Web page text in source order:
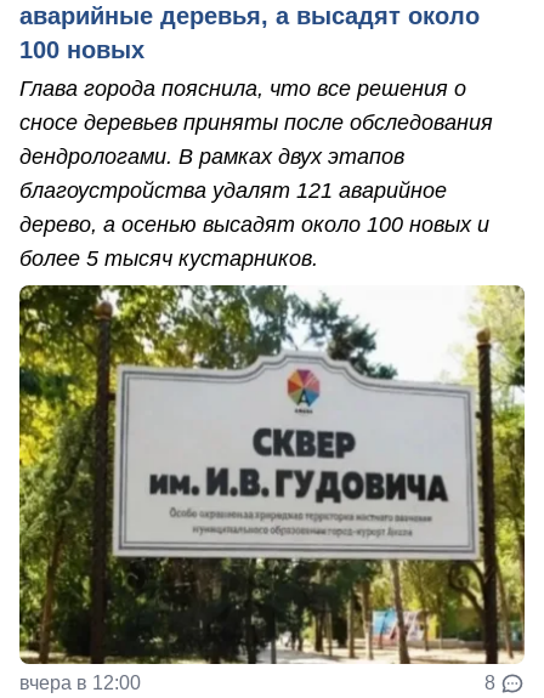
аварийные деревья, а высадят около
100 новых
Глава города пояснила, что все решения о
сносе деревьев приняты после обследования
дендрологами. В рамках двух этапов
благоустройства удалят 121 аварийное
дерево, а осенью высадят около 100 новых и
более 5 тысяч кустарников.
вчера в 12:00 8